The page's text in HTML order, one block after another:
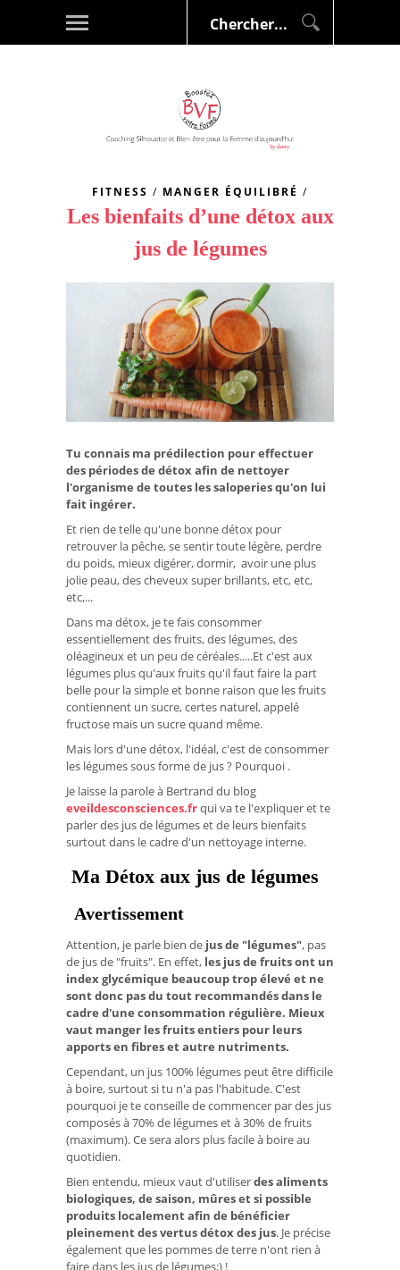
FITNESS / MANGER ÉQUILIBRÉ /
Les bienfaits d’une détox aux
jus de légumes
Tu connais ma prédilection pour effectuer
des périodes de détox afin de nettoyer
l'organisme de toutes les saloperies qu'on lui
fait ingérer.
Et rien de telle qu'une bonne détox pour
retrouver la pêche, se sentir toute légère, perdre
du poids, mieux digérer, dormir, avoir une plus
jolie peau, des cheveux super brillants, etc, etc,
etc,...
Dans ma détox, je te fais consommer
essentiellement des fruits, des légumes, des
oléagineux et un peu de céréales.....Et c'est aux
légumes plus qu'aux fruits qu'il faut faire la part
belle pour la simple et bonne raison que les fruits
contiennent un sucre, certes naturel, appelé
fructose mais un sucre quand même.
Mais lors d'une détox, l'idéal, c'est de consommer
les légumes sous forme de jus ? Pourquoi .
Je laisse la parole à Bertrand du blog
eveildesconsciences.frqui va te l'expliquer et te
parler des jus de légumes et de leurs bienfaits
surtout dans le cadre d'un nettoyage interne.
Ma Détox aux jus de légumes
Avertissement
Attention, je parle bien de jus de "légumes", pas
de jus de "fruits". En effet, les jus de fruits ont un
index glycémique beaucoup trop élevé et ne
sontdonc pas du tout recommandés dans le
cadre d'une consommation régulière. Mieux
vaut manger les fruits entiers pour leurs
apports en fibres et autre nutriments.
Cependant, un jus 100% légumes peut être difficile
à boire, surtout si tu n'a pas l'habitude. C'est
pourquoi je te conseille de commencer par des jus
composés à 70% de légumes et à 30% de fruits
(maximum). Ce sera alors plus facile à boire au
quotidien.
Bien entendu, mieux vaut d'utiliserdes aliments
biologiques, de saison, mûres et si possible
produits localement afin de bénéficier
pleinement desvertus détox des jus. Je précise
également que les pommes de terre n'ont rien à
faire dans les jus de légumes;) !